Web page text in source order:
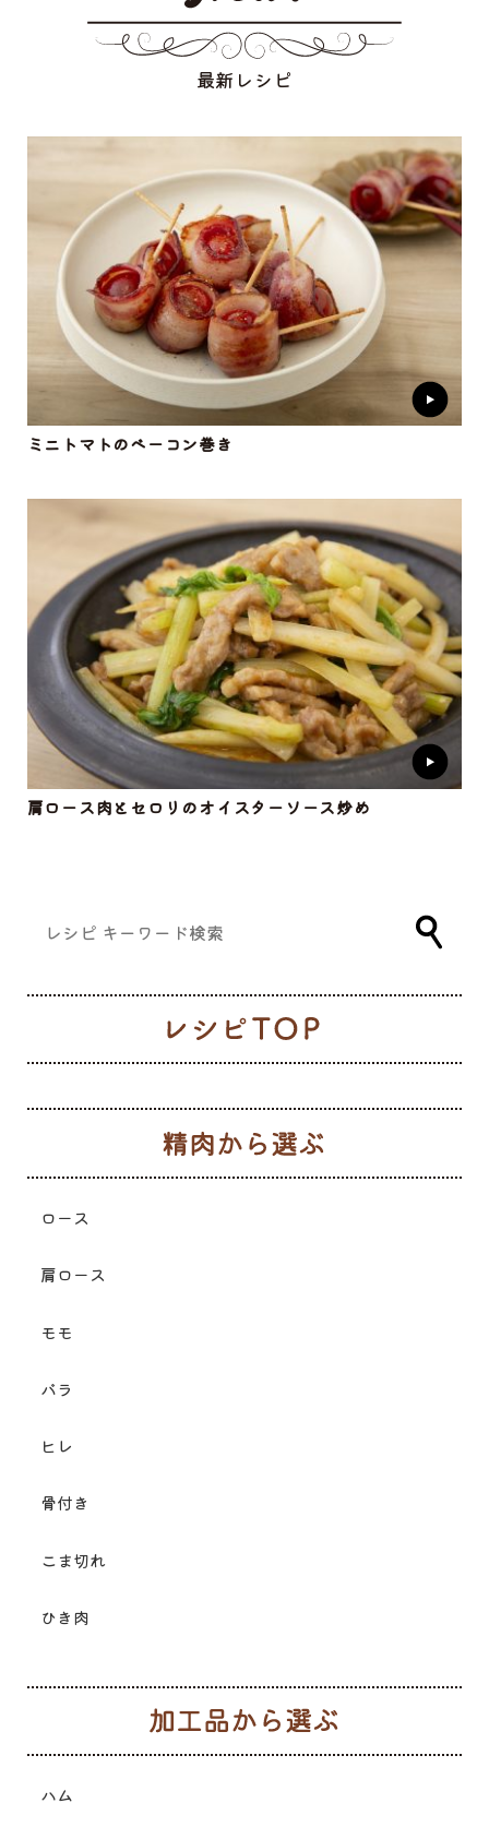
最新レシピ
ミニトマトのベーコン巻き
肩ロース肉とセロリのオイスターソース炒め
ロース
肩ロース
モモ
バラ
ヒレ
骨付き
こま切れ
ひき肉
ハム